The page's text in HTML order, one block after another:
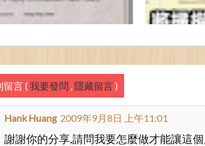
留言 ( 我要發問 ,隱藏留言)
Hank Huang 2009年9月8日 上午11:01
謝謝你的分享,請問我要怎麼做才能讓這